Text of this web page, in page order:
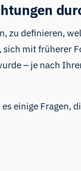
zu definieren,
mit früherer
– je nach
einige Fragen,